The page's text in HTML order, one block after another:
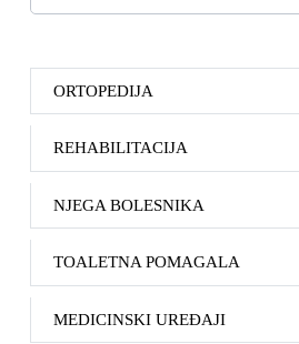
ORTOPEDIJA
REHABILITACIJA
NJEGA BOLESNIKA
TOALETNA POMAGALA
MEDICINSKI UREĐAJI